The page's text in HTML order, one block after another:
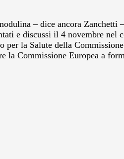
– dice ancora Zanchetti
e discussi il 4 novembre
la Salute della
la Commissione Europea a